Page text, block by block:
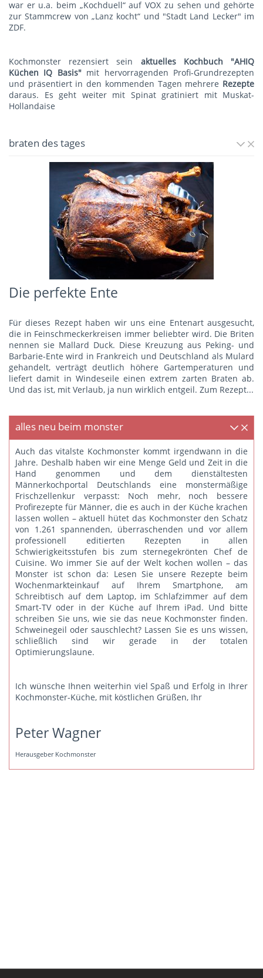
war er u.a. beim „Kochduell“ auf VOX zu sehen und gehörte
zur Stammcrew von „Lanz kocht“ und "Stadt Land Lecker" im
ZDF.
Kochmonster rezensiert sein aktuelles Kochbuch "AHIQ
Küchen IQ Basis" mit hervorragenden Profi-Grundrezepten
und präsentiert in den kommenden Tagen mehrere Rezepte
daraus. Es geht weiter mit Spinat gratiniert mit Muskat-
Hollandaise
braten des tages
Die perfekte Ente
Für dieses Rezept haben wir uns eine Entenart ausgesucht,
die in Feinschmeckerkreisen immer beliebter wird. Die Briten
nennen sie Mallard Duck. Diese Kreuzung aus Peking- und
Barbarie-Ente wird in Frankreich und Deutschland als Mulard
gehandelt, verträgt deutlich höhere Gartemperaturen und
liefert damit in Windeseile einen extrem zarten Braten ab.
Und das ist, mit Verlaub, ja nun wirklich entgeil. Zum Rezept...
alles neu beim monster
Auch das vitalste Kochmonster kommt irgendwann in die
Jahre. Deshalb haben wir eine Menge Geld und Zeit in die
Hand genommen und dem dienstältesten
Männerkochportal Deutschlands eine monstermäßige
Frischzellenkur verpasst: Noch mehr, noch bessere
Profirezepte für Männer, die es auch in der Küche krachen
lassen wollen – aktuell hütet das Kochmonster den Schatz
von 1.261 spannenden, überraschenden und vor allem
professionell editierten Rezepten in allen
Schwierigkeitsstufen bis zum sternegekrönten Chef de
Cuisine. Wo immer Sie auf der Welt kochen wollen – das
Monster ist schon da: Lesen Sie unsere Rezepte beim
Wochenmarkteinkauf auf Ihrem Smartphone, am
Schreibtisch auf dem Laptop, im Schlafzimmer auf dem
Smart-TV oder in der Küche auf Ihrem iPad. Und bitte
schreiben Sie uns, wie sie das neue Kochmonster finden.
Schweinegeil oder sauschlecht? Lassen Sie es uns wissen,
schließlich sind wir gerade in der totalen
Optimierungslaune.
Ich wünsche Ihnen weiterhin viel Spaß und Erfolg in Ihrer
Kochmonster-Küche, mit köstlichen Grüßen, Ihr
Peter Wagner
Herausgeber Kochmonster